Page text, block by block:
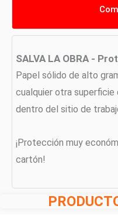
SALVA LA OBRA -
Papel sólido de alto
cualquier otra
dentro del sitio de
¡Protección muy
cartón!